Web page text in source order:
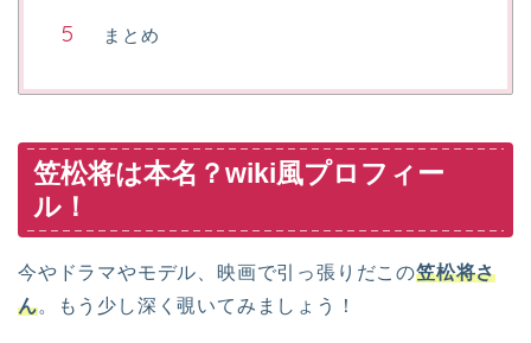
まとめ
笠松将は本名？wiki風プロフィー
ル！
今やドラマやモデル、映画で引っ張りだこの笠松将さ
ん。もう少し深く覗いてみましょう！